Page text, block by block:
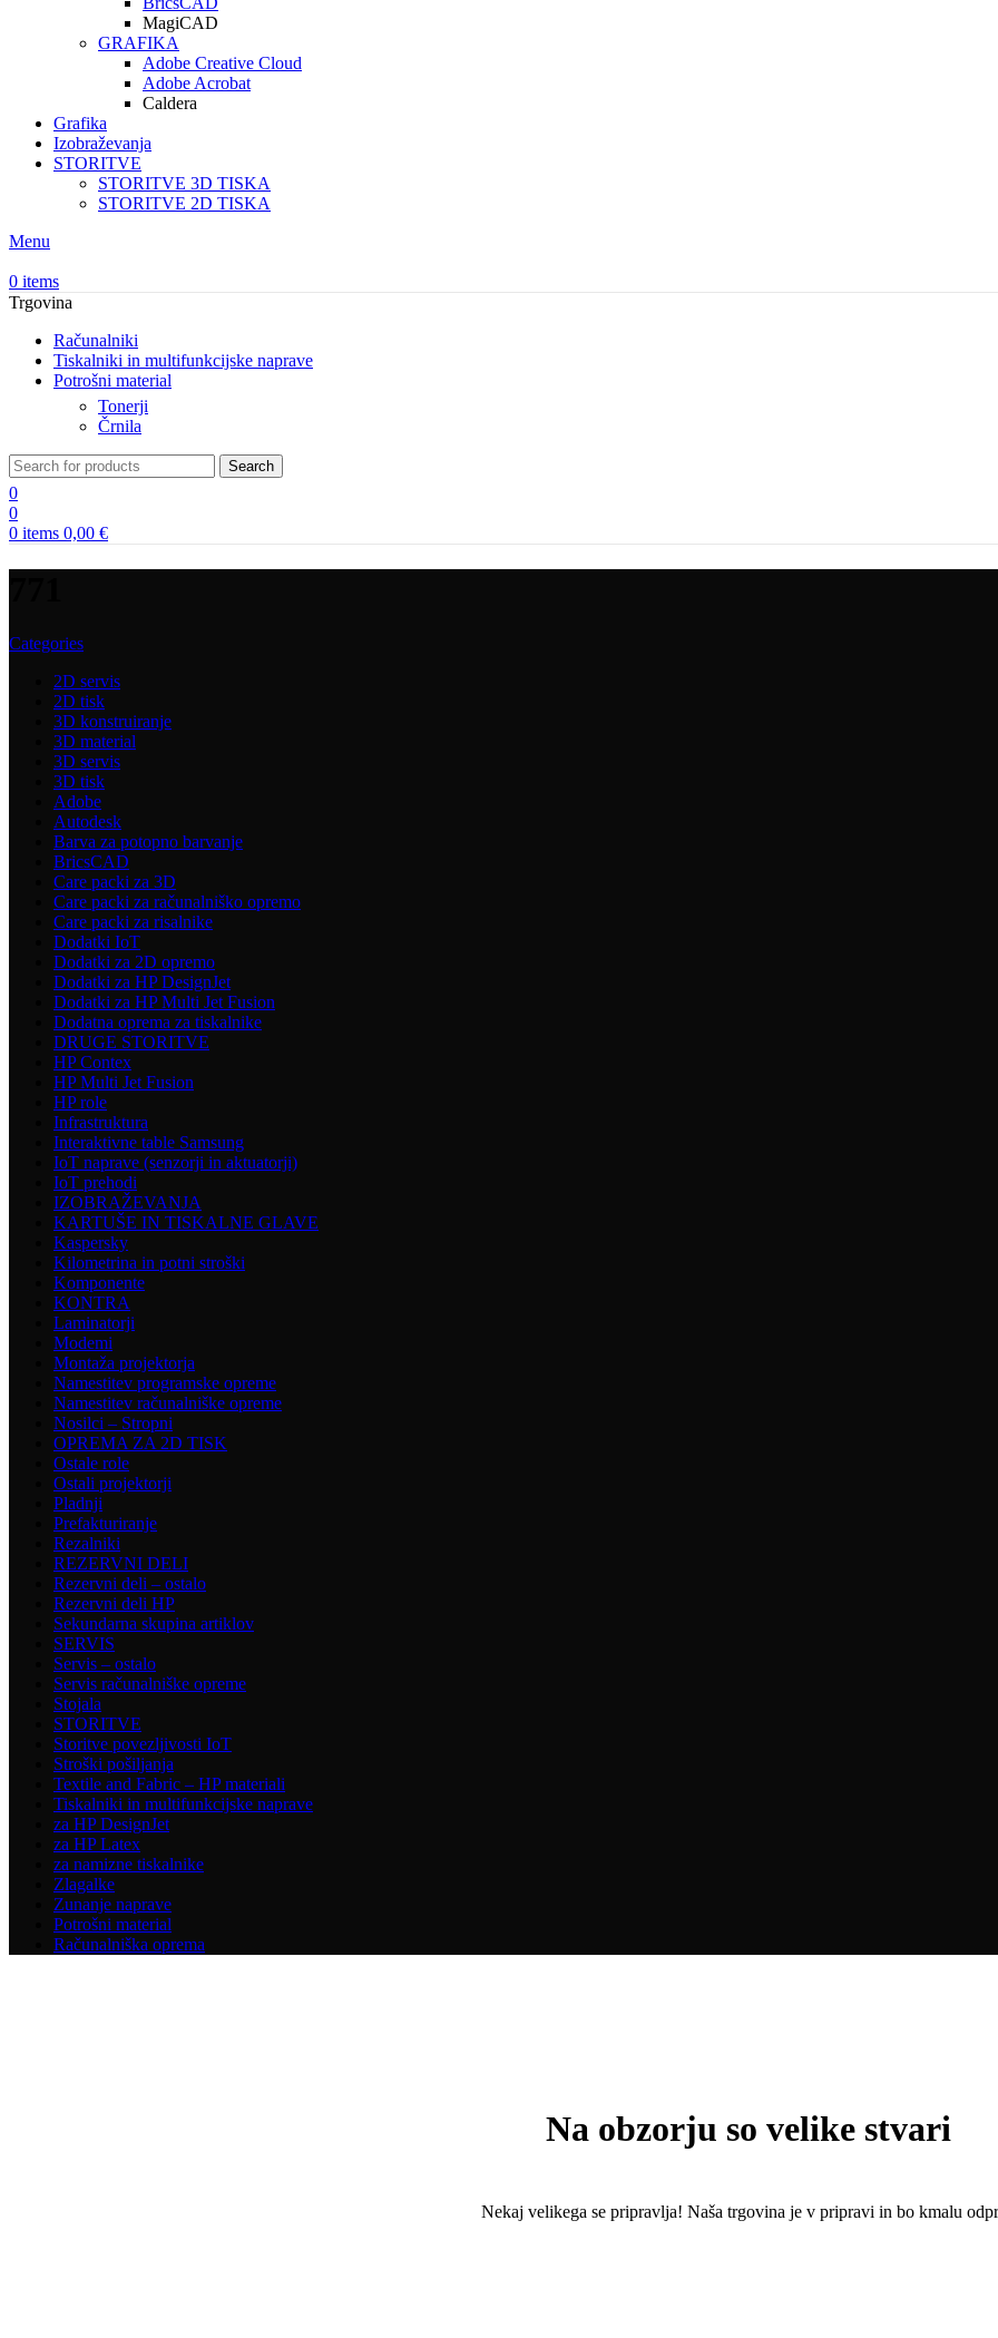
MagiCAD
GRAFIKA
Adobe Creative Cloud
Adobe Acrobat
Caldera
Grafika
Izobraževanja
STORITVE
STORITVE 3D TISKA
STORITVE 2D TISKA
Menu
0 items
Trgovina
Računalniki
Tiskalniki in multifunkcijske naprave
Potrošni material
Tonerji
Črnila
Search
0
0
0 items 0,00 €
Categories
2D servis
2D tisk
3D konstruiranje
3D material
3D servis
3D tisk
Adobe
Autodesk
Barva za potopno barvanje
BricsCAD
Care packi za 3D
Care packi za računalniško opremo
Care packi za risalnike
Dodatki IoT
Dodatki za 2D opremo
Dodatki za HP DesignJet
Dodatki za HP Multi Jet Fusion
Dodatna oprema za tiskalnike
DRUGE STORITVE
HP Contex
HP Multi Jet Fusion
HP role
Infrastruktura
Interaktivne table Samsung
IoT naprave (senzorji in aktuatorji)
IoT prehodi
IZOBRAŽEVANJA
KARTUŠE IN TISKALNE GLAVE
Kaspersky
Kilometrina in potni stroški
Komponente
KONTRA
Laminatorji
Modemi
Montaža projektorja
Namestitev programske opreme
Namestitev računalniške opreme
Nosilci – Stropni
OPREMA ZA 2D TISK
Ostale role
Ostali projektorji
Pladnji
Prefakturiranje
Rezalniki
REZERVNI DELI
Rezervni deli – ostalo
Rezervni deli HP
Sekundarna skupina artiklov
SERVIS
Servis – ostalo
Servis računalniške opreme
Stojala
STORITVE
Storitve povezljivosti IoT
Stroški pošiljanja
Textile and Fabric – HP materiali
Tiskalniki in multifunkcijske naprave
za HP DesignJet
za HP Latex
za namizne tiskalnike
Zlagalke
Zunanje naprave
Potrošni material
Računalniška oprema
Na obzorju so velike stvari
Nekaj ​​velikega se pripravlja! Naša trgovina je v pripravi in ​​bo kmalu